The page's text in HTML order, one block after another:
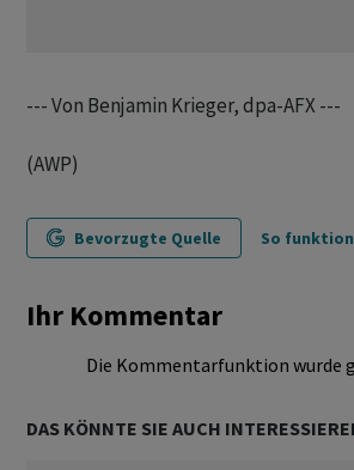
--- Von Benjamin Krieger, dpa-AFX ---
(AWP)
Bevorzugte Quelle So
Ihr Kommentar
Die Kommentarfunktion wurde
DAS KÖNNTE SIE AUCH